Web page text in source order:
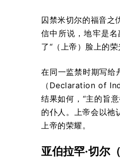
囚禁米切尔的福音之
信中所说，地牢是
了“（上帝）脸上的
在同一监禁时期写给
（Declaration of
结果如何，“主的旨
的仆人。上帝会以祂
上帝的荣耀。
亚伯拉罕·切尔